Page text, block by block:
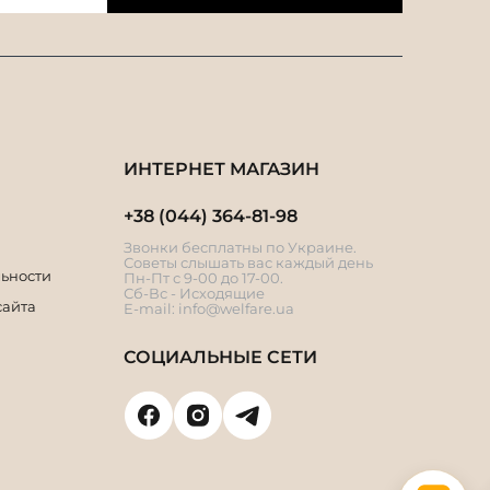
ИНТЕРНЕТ МАГАЗИН
+38 (044) 364-81-98
Звонки бесплатны по Украине.
Советы слышать вас каждый день
Пн-Пт с 9-00 до 17-00.
Сб-Вс - Исходящие
E-mail: info@welfare.ua
СОЦИАЛЬНЫЕ СЕТИ